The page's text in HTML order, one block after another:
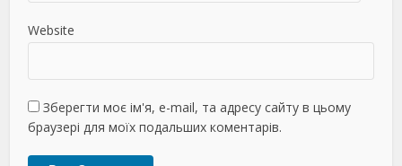
Website
Зберегти моє ім'я, e-mail, та адресу сайту в цьому
браузері для моїх подальших коментарів.